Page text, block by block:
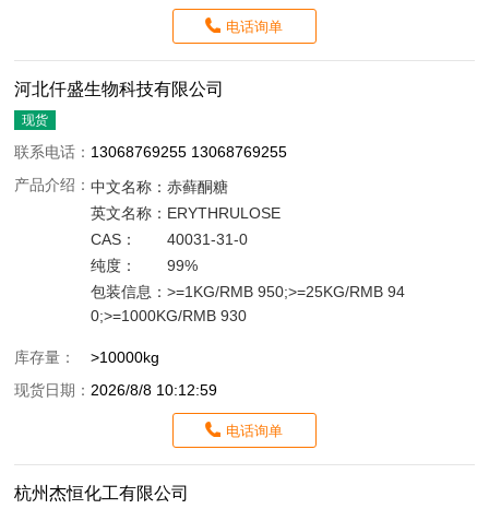
电话询单
河北仟盛生物科技有限公司
现货
联系电话： 13068769255 13068769255
产品介绍：中文名称：赤藓酮糖
英文名称： ERYTHRULOSE
CAS：
40031-31-0
纯度：
99%
包装信息：>=1KG/RMB 950;>=25KG/RMB 94
0;>=1000KG/RMB 930
库存量：
>10000kg
现货日期： 2026/8/8 10:12:59
电话询单
杭州杰恒化工有限公司